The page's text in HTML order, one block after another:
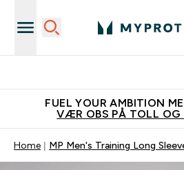
FUEL YOUR AMBITION
VÆR OBS PÅ TOLL OG
Home MP Men's Training Long